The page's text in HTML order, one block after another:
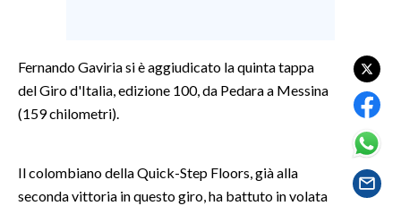
RISULTATI E CLASSIFICHE
Fernando Gaviria si è aggiudicato la quinta tappa
del Giro d'Italia, edizione 100, da Pedara a Messina
(159 chilometri).
Il colombiano della Quick-Step Floors, già alla
seconda vittoria in questo giro, ha battuto in volata